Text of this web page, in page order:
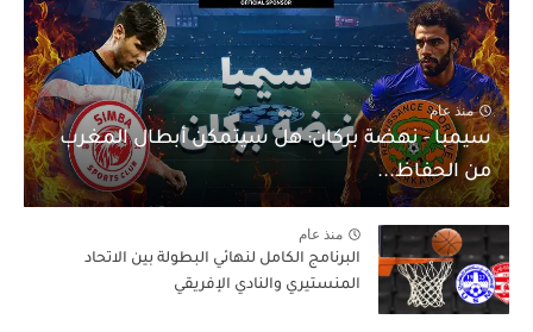
منذ عام
سيمبا - نهضة بركان: هل سيتمكن أبطال المغرب
من الحفاظ...
منذ عام
البرنامج الكامل لنهائي البطولة بين الاتحاد
المنستيري والنادي الإفريقي